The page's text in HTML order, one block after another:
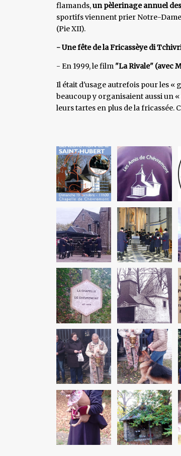
flamands,un pèlerinage annuel
sportifs viennent prier Notre-
(Pie XII).
- Une fête de la Fricassèye di
- En 1999, le film "La Rivale" (avec
Il était d'usage autrefois pour les «
beaucoup y organisaient aussi un
leurs tartes en plus de la fricassée.